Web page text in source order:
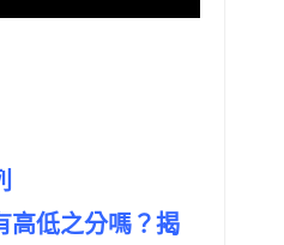
高低之分嗎？揭